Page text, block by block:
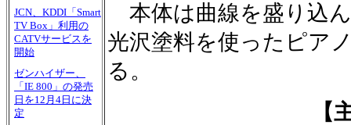
JCN、KDDI「Smart
TV Box」利用の
CATVサービスを
開始
ゼンハイザー、
「IE 800」の発売
日を12月4日に決
定
本体は曲線を盛り込
光沢塗料を使ったピア
る。
【